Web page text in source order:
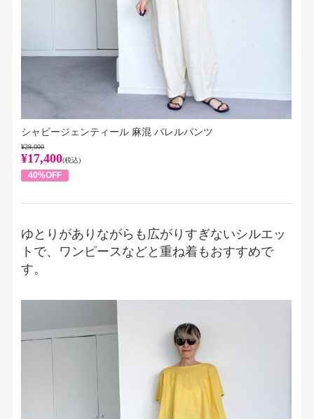
シャビージェンティール 麻混 バレルパンツ
¥29,000
¥17,400(税込)
40%OFF
ゆとりがありながらも広がりすぎないシルエッ
トで、ワンピースなどと重ね着もおすすめで
す。